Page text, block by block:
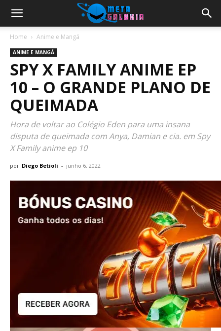
Home Anime e Mangá
ANIME E MANGÁ
SPY X FAMILY ANIME EP
10 – O GRANDE PLANO DE
QUEIMADA
Hora de voltar ao Colégio Eden para uma insana
disputa de queimada com Anya, Damian e cia. em Spy
X Family anime ep 10
por Diego Betioli - junho 6, 2022